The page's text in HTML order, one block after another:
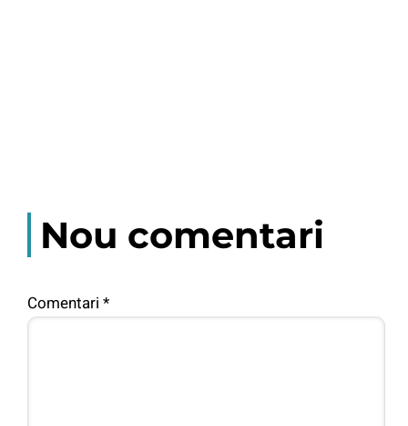
Nou comentari
Comentari *